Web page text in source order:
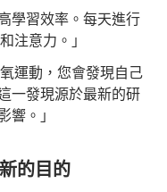
學習效率。每天進行
注意力。」
運動，您會發現自己
一發現源於最新的研
。」
的目的